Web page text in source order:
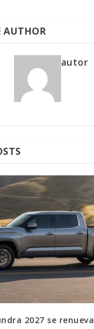
AUTHOR
autor
2027 se renueva